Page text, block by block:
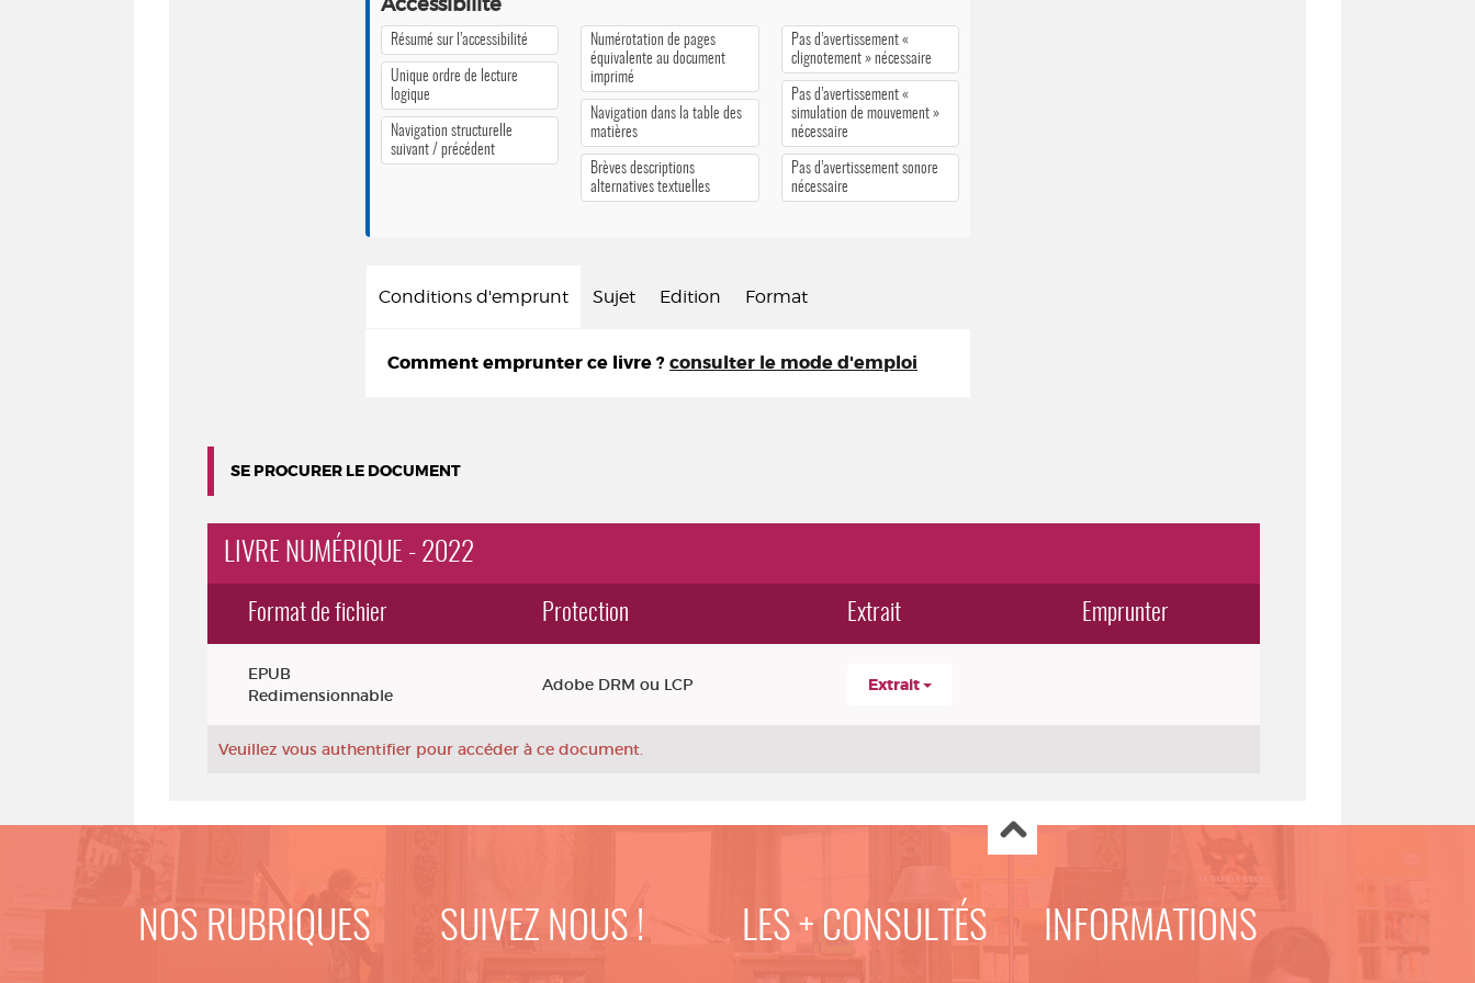
Résumé sur l’accessibilité
Unique ordre de lecture
logique
Navigation structurelle
suivant / précédent
Numérotation de pages
équivalente au document
imprimé
Navigation dans la table des
matières
Brèves descriptions
alternatives textuelles
Pas d’avertissement «
clignotement » nécessaire
Pas d’avertissement «
simulation de mouvement »
nécessaire
Pas d’avertissement sonore
nécessaire
Conditions d'emprunt Sujet Edition Format
Comment emprunter ce livre ? consulter le mode d'emploi
SE PROCURER LE DOCUMENT
LIVRE NUMÉRIQUE - 2022
Format de fichier Protection Extrait Emprunter
EPUB
Redimensionnable
Adobe DRM ou LCP Extrait
Veuillez vous authentifier pour accéder à ce document.
NOS RUBRIQUES SUIVEZ NOUS ! LES + CONSULTÉS INFORMATIONS